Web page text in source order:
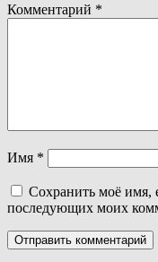
Комментарий *
Имя *
Сохранить моё имя,
последующих моих